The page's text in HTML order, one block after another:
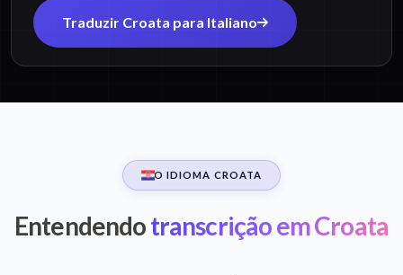
Traduzir Croata para Italiano
O IDIOMA CROATA
Entendendotranscrição em Croata